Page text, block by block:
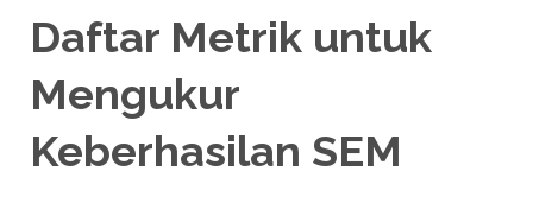
Daftar Metrik untuk
Mengukur
Keberhasilan SEM